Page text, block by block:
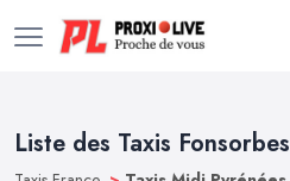
Liste des Taxis Fonsorbes